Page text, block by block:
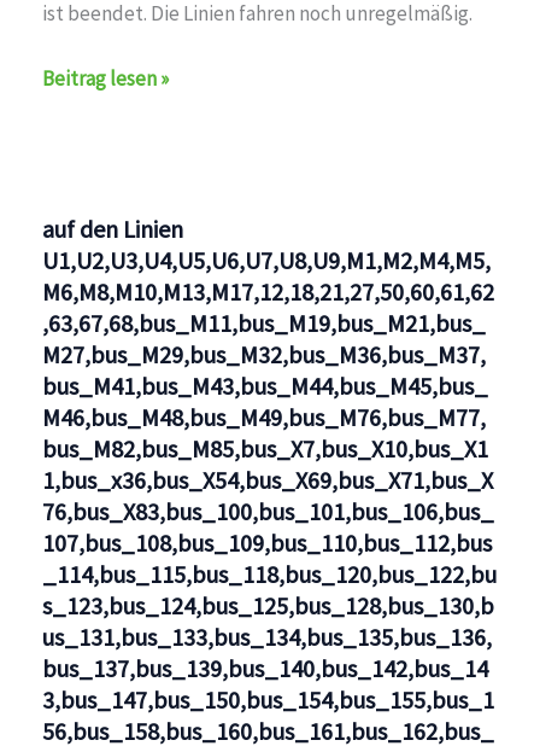
ist beendet. Die Linien fahren noch unregelmäßig.
Störung
Beitrag lesen »
auf den Linien
U1,U2,U3,U4,U5,U6,U7,U8,U9,M1,M2,M4,M5,
M6,M8,M10,M13,M17,12,18,21,27,50,60,61,62
,63,67,68,bus_M11,bus_M19,bus_M21,bus_
M27,bus_M29,bus_M32,bus_M36,bus_M37,
bus_M41,bus_M43,bus_M44,bus_M45,bus_
M46,bus_M48,bus_M49,bus_M76,bus_M77,
bus_M82,bus_M85,bus_X7,bus_X10,bus_X1
1,bus_x36,bus_X54,bus_X69,bus_X71,bus_X
76,bus_X83,bus_100,bus_101,bus_106,bus_
107,bus_108,bus_109,bus_110,bus_112,bus
_114,bus_115,bus_118,bus_120,bus_122,bu
s_123,bus_124,bus_125,bus_128,bus_130,b
us_131,bus_133,bus_134,bus_135,bus_136,
bus_137,bus_139,bus_140,bus_142,bus_14
3,bus_147,bus_150,bus_154,bus_155,bus_1
56,bus_158,bus_160,bus_161,bus_162,bus_